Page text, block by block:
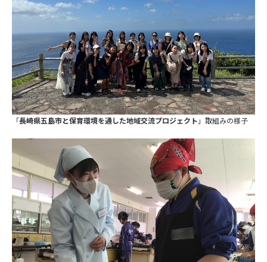
「長崎県五島市と保育環境を通した地域交流プロジェクト 」取組みの様子